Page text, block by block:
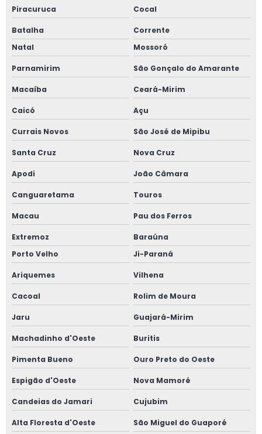
Piracuruca Cocal
Batalha
Corrente
Natal
Mossoró
Parnamirim São Gonçalo do Amarante
Macaíba Ceará-Mirim
Caicó Açu
Currais Novos São José de Mipibu
Santa Cruz Nova Cruz
Apodi João Câmara
Canguaretama Touros
Macau Pau dos Ferros
Extremoz
Baraúna
Porto Velho
Ji-Paraná
Ariquemes Vilhena
Cacoal Rolim de Moura
Jaru Guajará-Mirim
Machadinho d'Oeste Buritis
Pimenta Bueno Ouro Preto do Oeste
Espigão d'Oeste Nova Mamoré
Candeias do Jamari Cujubim
Alta Floresta d'Oeste São Miguel do Guaporé